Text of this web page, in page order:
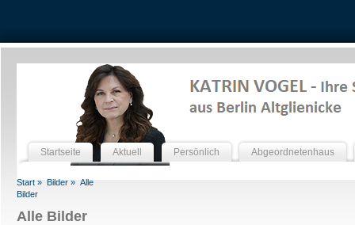
Startseite Aktuell Persönlich Abgeordnetenhaus
Start » Bilder » Alle
Bilder
Alle Bilder